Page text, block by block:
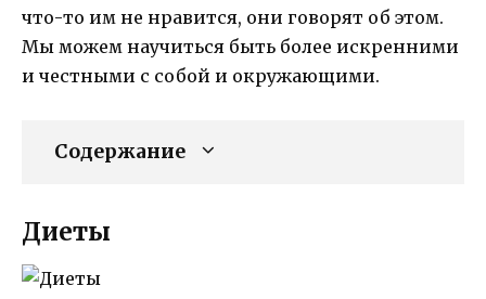
что-то им не нравится, они говорят об этом.
Мы можем научиться быть более искренними
и честными с собой и окружающими.
Содержание
Диеты